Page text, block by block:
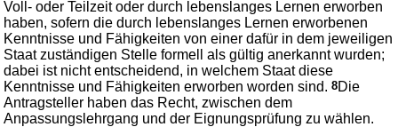
Voll- oder Teilzeit oder durch lebenslanges Lernen erworben
haben, sofern die durch lebenslanges Lernen erworbenen
Kenntnisse und Fähigkeiten von einer dafür in dem jeweiligen
Staat zuständigen Stelle formell als gültig anerkannt wurden;
dabei ist nicht entscheidend, in welchem Staat diese
Kenntnisse und Fähigkeiten erworben worden sind.8Die
Antragsteller haben das Recht, zwischen dem
Anpassungslehrgang und der Eignungsprüfung zu wählen.